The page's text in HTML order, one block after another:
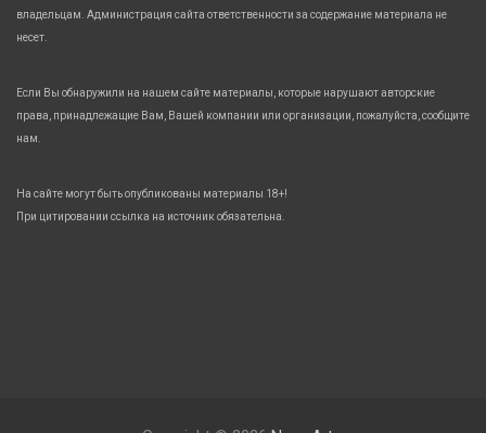
владельцам. Администрация сайта ответственности за содержание материала не
несет.
Если Вы обнаружили на нашем сайте материалы, которые нарушают авторские
права, принадлежащие Вам, Вашей компании или организации, пожалуйста, сообщите
нам.
На сайте могут быть опубликованы материалы 18+!
При цитировании ссылка на источник обязательна.